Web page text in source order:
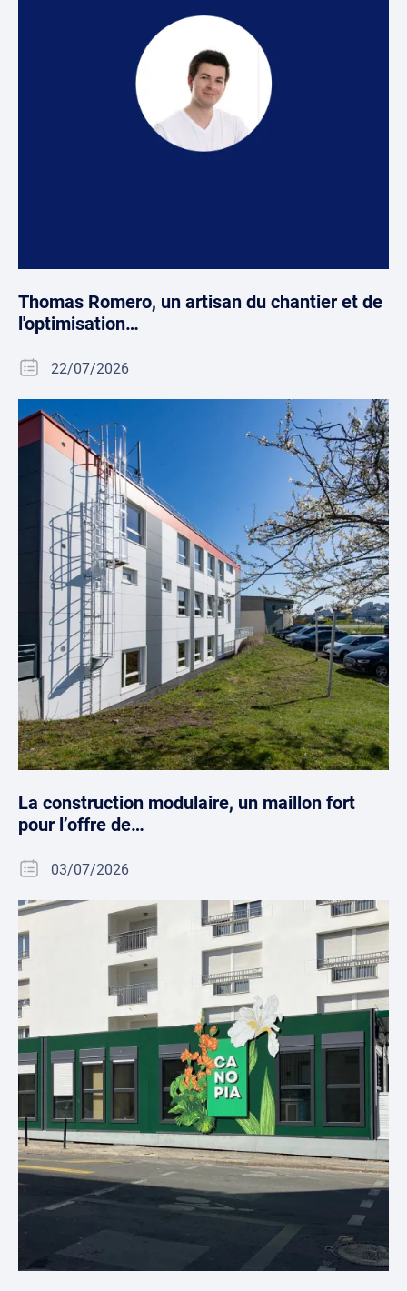
Thomas Romero, un artisan du chantier et de
l'optimisation…
22/07/2026
La construction modulaire, un maillon fort
pour l’offre de…
03/07/2026